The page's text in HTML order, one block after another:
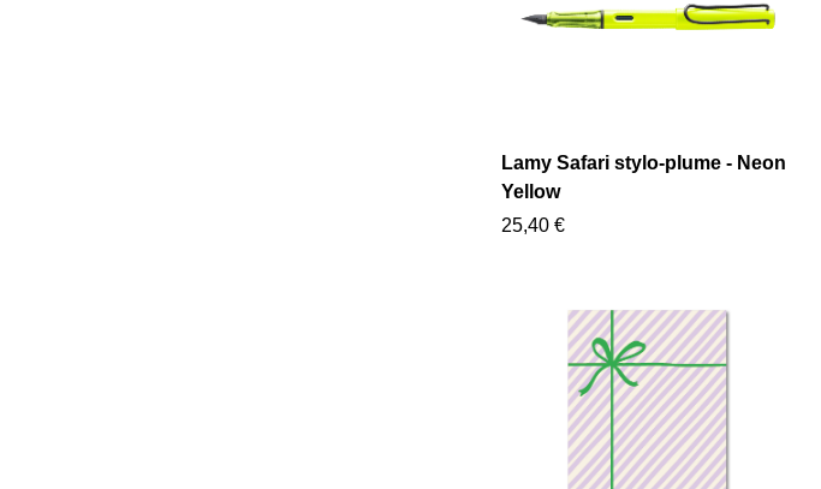
Lamy Safari stylo-plume - Neon
Yellow
25,40 €